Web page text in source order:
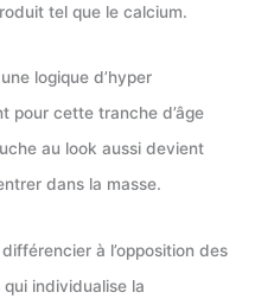
tel que le calcium.
logique d’hyper
pour cette tranche d’âge
au look aussi devient
dans la masse.
à l’opposition des
qui individualise la